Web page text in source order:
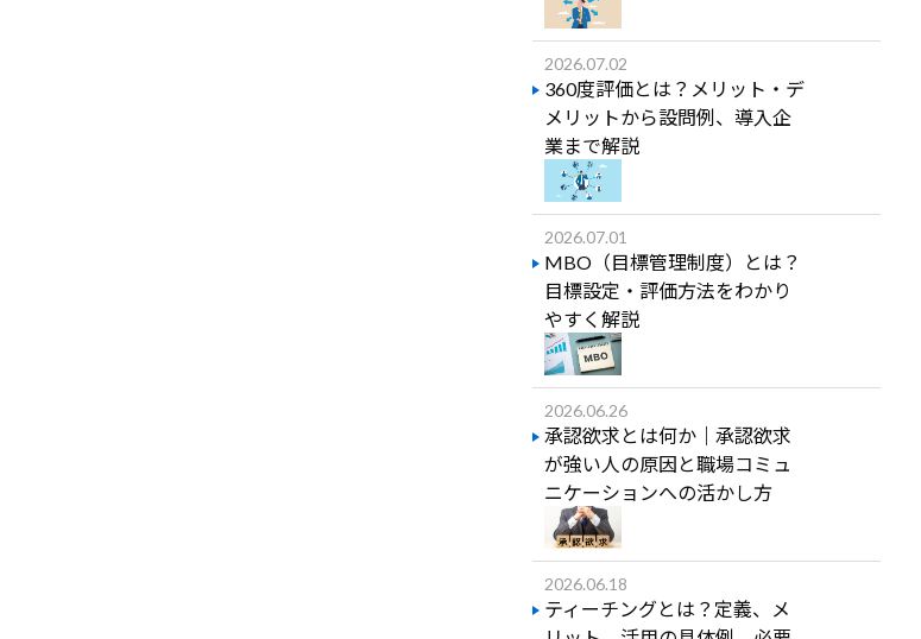
2026.07.02
360度評価とは？メリット・デ
メリットから設問例、導入企
業まで解説
2026.07.01
MBO（目標管理制度）とは？
目標設定・評価方法をわかり
やすく解説
2026.06.26
承認欲求とは何か｜承認欲求
が強い人の原因と職場コミュ
ニケーションへの活かし方
2026.06.18
ティーチングとは？定義、メ